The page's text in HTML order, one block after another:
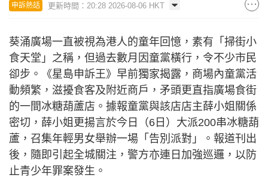
申訴熱話 更新時間：20:28 2026-08-06 HKT
葵涌廣場一直被視為港人的童年回憶，素有「掃街小
食天堂」之稱，但過去數月因童黨橫行，令不少市民
卻步。《星島申訴王》早前獨家揭露，商場內童黨活
動頻繁，滋擾食客及附近商戶，矛頭更直指廣場食街
的一間冰糖葫蘆店。據報童黨與該店店主薛小姐關係
密切，薛小姐更揚言於今日（6日）大派200串冰糖葫
蘆，召集年輕男女舉辦一場「告別派對」。報道刊出
後，隨即引起全城關注，警方亦連日加強巡邏，以防
止青少年罪案發生。